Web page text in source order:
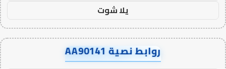
يلا شوت
روابط نصية AA90141